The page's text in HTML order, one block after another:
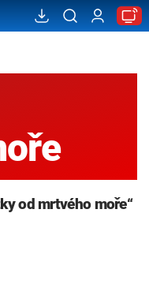
od mrtvého moře“